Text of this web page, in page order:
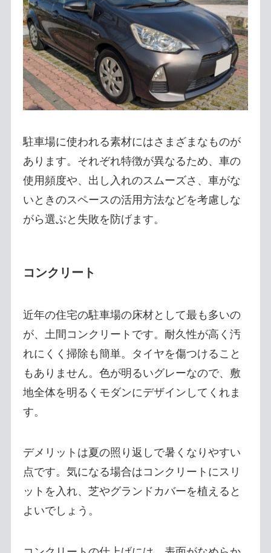
駐車場に使われる素材にはさまざまなものが
あります。それぞれ特徴が異なるため、車の
使用頻度や、出し入れのスムーズさ、車がな
いときのスペースの活用方法などを考慮しな
がら選ぶと失敗を防げます。
コンクリート
近年の住宅の駐車場の床材として最も多いの
が、土間コンクリートです。耐久性が高く汚
れにくく掃除も簡単。タイヤを傷つけること
もありません。色が明るいグレーなので、敷
地全体を明るくモダンにデザインしてくれま
す。
デメリットは夏の照り返しで暑くなりやすい
点です。気になる場合はコンクリートにスリ
ットを入れ、芝やグランドカバーを植えると
よいでしょう。